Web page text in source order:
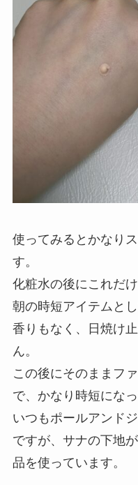
使ってみるとかなり
す。
化粧水の後にこれだ
朝の時短アイテムと
香りもなく、日焼け
ん。
この後にそのままフ
で、かなり時短になっ
いつもポールアンド
ですが、サナの下地
品を使っています。